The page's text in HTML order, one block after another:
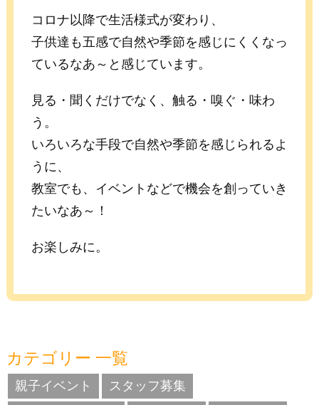
コロナ以降で生活様式が変わり、
子供達も五感で自然や季節を感じにくくなっ
ているなあ～と感じています。
見る・聞くだけでなく、触る・嗅ぐ・味わ
う。
いろいろな手段で自然や季節を感じられるよ
うに、
教室でも、イベントなどで機会を創っていき
たいなあ～！
お楽しみに。
カテゴリー 一覧
親子イベント
スタッフ募集